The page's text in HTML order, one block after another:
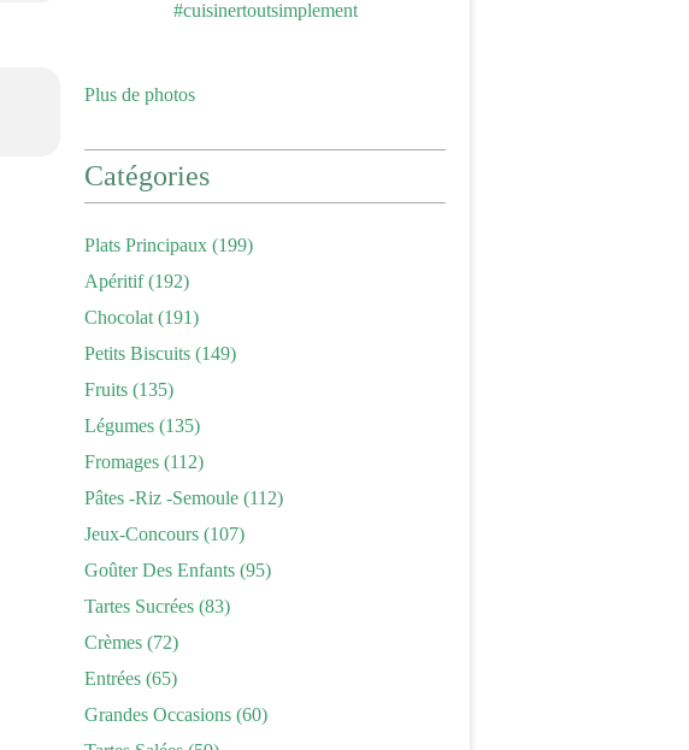
Plus de photos
Catégories
Plats Principaux (199)
Apéritif(192)
Chocolat (191)
Petits Biscuits (149)
Fruits (135)
Légumes (135)
Fromages (112)
Pâtes -riz -semoule (112)
Jeux-Concours (107)
Goûter Des Enfants (95)
Tartes Sucrées (83)
Crèmes (72)
Entrées (65)
Grandes Occasions (60)